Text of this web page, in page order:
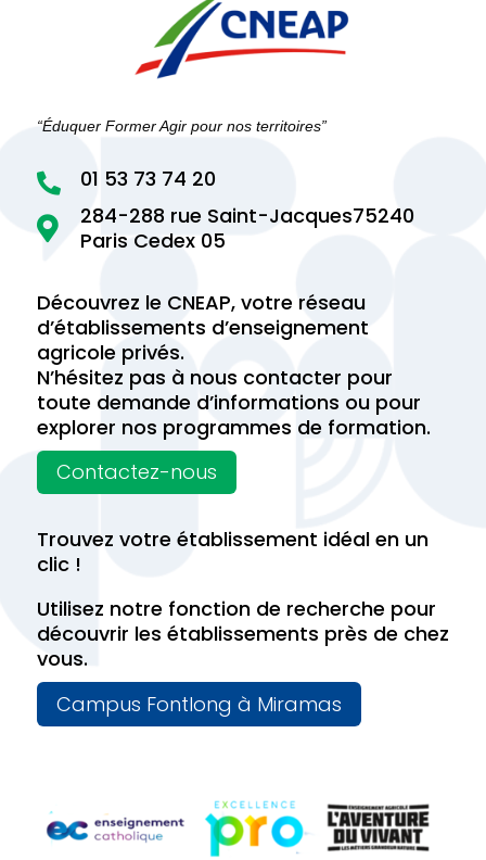
“Éduquer Former Agir pour nos territoires”


284-288 rue Saint-Jacques75240
Paris Cedex 05
01 53 73 74 20
Découvrez le CNEAP, votre réseau
d’établissements d’enseignement
agricole privés.
N’hésitez pas à nous contacter pour
toute demande d’informations ou pour
explorer nos programmes de formation.
Contactez-nous
Trouvez votre établissement idéal en un
clic !
Utilisez notre fonction de recherche pour
découvrir les établissements près de chez
vous.
Campus Fontlong à Miramas